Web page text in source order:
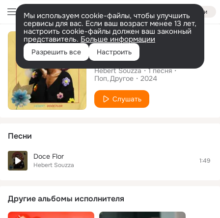
Войти
Мы используем cookie-файлы, чтобы улучшить
сервисы для вас. Если ваш возраст менее 13 лет,
настроить cookie-файлы должен ваш законный
представитель. Больше информации
Разрешить все Настроить
Сингл
Doce Flor
Hebert Souzza 1песня
Поп Другое 2024
Слушать
Песни
Doce Flor
Hebert Souzza
1:49
Другие альбомы исполнителя